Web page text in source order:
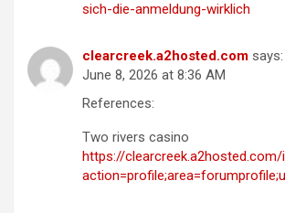
sich-die-anmeldung-wirklich
clearcreek.a2hosted.com says:
June 8, 2026 at 8:36 AM
References:
Two rivers casino
https://clearcreek.a2hosted.com/